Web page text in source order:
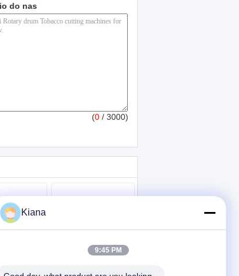
do nas
(0 / 3000)
QS-
Cutting
With
maszyny do cięcia
Kiana
9:45 PM